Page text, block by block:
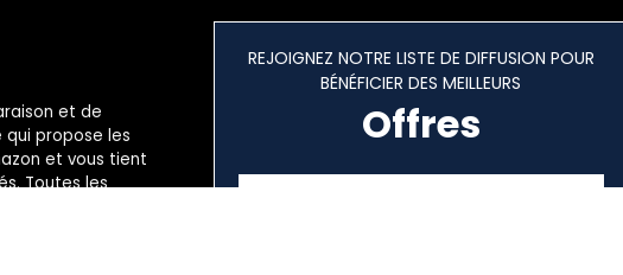
et de
propose les
et vous tient
Toutes les
REJOIGNEZ NOTRE LISTE DE DIFFUSION POUR
BÉNÉFICIER DES MEILLEURS
Offres